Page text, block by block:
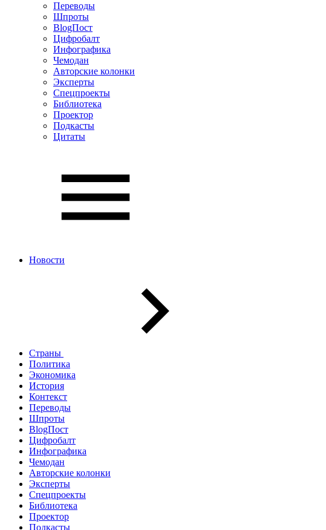
Переводы
Шпроты
BlogПост
Цифробалт
Инфографика
Чемодан
Авторские колонки
Эксперты
Спецпроекты
Библиотека
Проектор
Подкасты
Цитаты
Новости
Страны
Политика
Экономика
История
Контекст
Переводы
Шпроты
BlogПост
Цифробалт
Инфографика
Чемодан
Авторские колонки
Эксперты
Спецпроекты
Библиотека
Проектор
Подкасты